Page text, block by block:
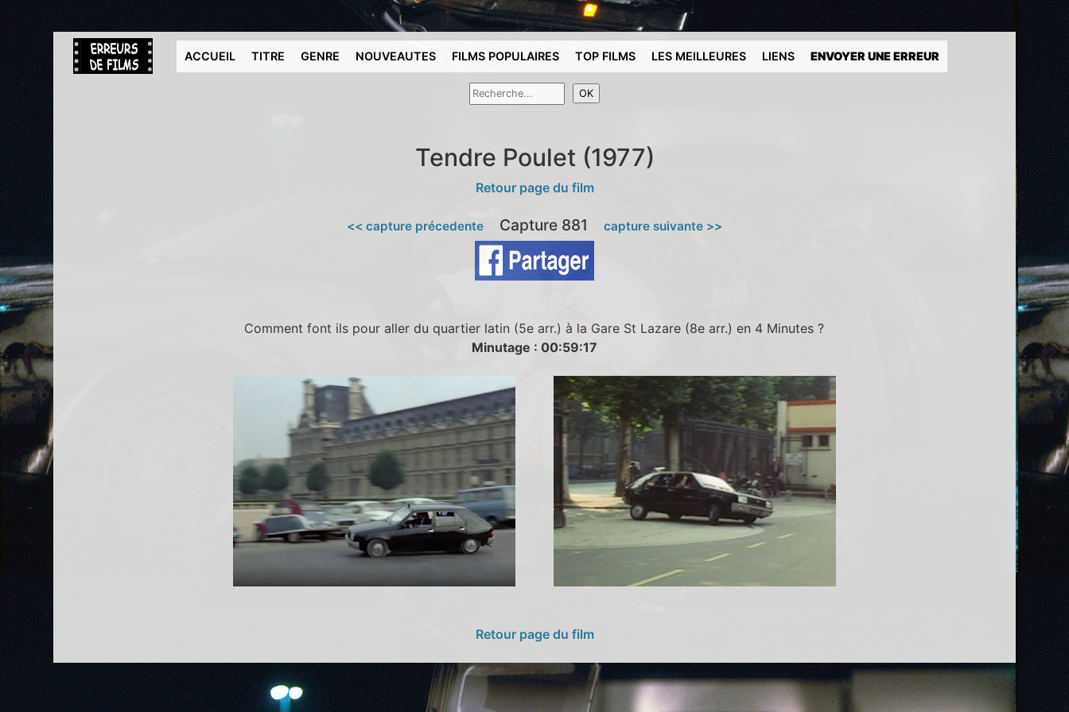
ACCUEIL TITRE GENRE NOUVEAUTES FILMS POPULAIRES TOP FILMS LES MEILLEURES LIENS ENVOYER UNE ERREUR
Tendre Poulet (1977)
Retour page du film
<< capture précedente Capture 881 capture suivante >>
Comment font ils pour aller du quartier latin (5e arr.) à la Gare St Lazare (8e arr.) en 4 Minutes ?
Minutage : 00:59:17
Retour page du film